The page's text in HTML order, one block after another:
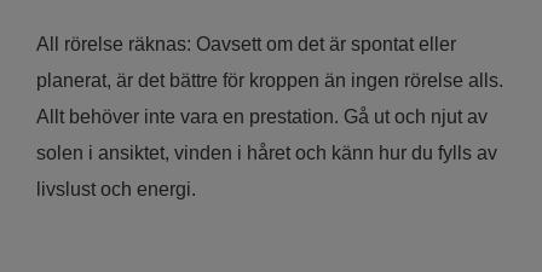
All rörelse räknas: Oavsett om det är spontat eller
planerat, är det bättre för kroppen än ingen rörelse alls.
Allt behöver inte vara en prestation. Gå ut och njut av
solen i ansiktet, vinden i håret och känn hur du fylls av
livslust och energi.